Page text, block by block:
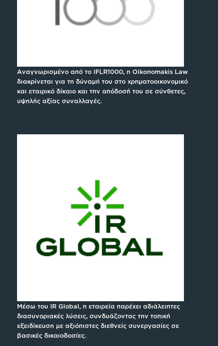
Αναγνωρισμένο από το IFLR1000, η Oikonomakis Law
διακρίνεται για τη δύναμή του στο χρηματοοικονομικό
και εταιρικό δίκαιο και την απόδοσή του σε σύνθετες,
υψηλής αξίας συναλλαγές.
Μέσω του IR Global, η εταιρεία παρέχει αδιάλειπτες
διασυνοριακές λύσεις, συνδυάζοντας την τοπική
εξειδίκευση με αξιόπιστες διεθνείς συνεργασίες σε
βασικές δικαιοδοσίες.